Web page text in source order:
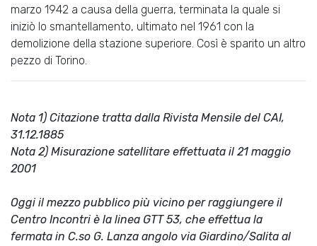
marzo 1942 a causa della guerra, terminata la quale si
iniziò lo smantellamento, ultimato nel 1961 con la
demolizione della stazione superiore. Così è sparito un altro
pezzo di Torino.
Nota 1) Citazione tratta dalla Rivista Mensile del CAI,
31.12.1885
Nota 2) Misurazione satellitare effettuata il 21 maggio
2001
Oggi il mezzo pubblico più vicino per raggiungere il
Centro Incontri è la linea GTT 53, che effettua la
fermata in C.so G. Lanza angolo via Giardino/Salita al